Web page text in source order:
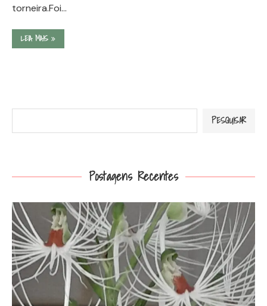
torneira.Foi…
LEIA MAIS
PESQUISAR
Postagens Recentes